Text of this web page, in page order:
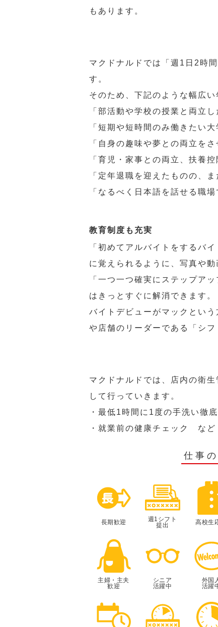
もあります。
マクドナルドでは「週1日2時
す。
そのため、下記のような幅広
「部活動や学校の授業と両立し
「短期や短時間のみ働きたい大
「自身の趣味や夢との両立を
「育児・家事との両立、扶養
「定年退職を迎えたものの、
「なるべく日本語を話せる職
教育制度も充実
「初めてアルバイトをするバ
に覚えられるように、写真や
「一つ一つ確実にステップア
はきっとすぐに解消できます。
バイトデビューがマックとい
や店舗のリーダーである「シ
マクドナルドでは、店内の衛
して行っていきます。
・最低1時間に1度の手洗い徹底
・就業前の健康チェック など
仕事
長期歓迎
週1シフト
提出
高校生
主婦・主夫
歓迎
シニア
活躍中
外国
活躍